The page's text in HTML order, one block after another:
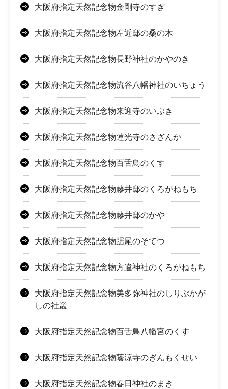
大阪府指定天然記念物金剛寺のすぎ
大阪府指定天然記念物左近邸の桑の木
大阪府指定天然記念物長野神社のかやのき
大阪府指定天然記念物流谷八幡神社のいちょう
大阪府指定天然記念物来迎寺のいぶき
大阪府指定天然記念物蓮光寺のさざんか
大阪府指定天然記念物百舌鳥のくす
大阪府指定天然記念物藤井邸のくろがねもち
大阪府指定天然記念物藤井邸のかや
大阪府指定天然記念物踞尾のそてつ
大阪府指定天然記念物方違神社のくろがねもち
大阪府指定天然記念物美多弥神社のしりぶかが
しの社叢
大阪府指定天然記念物百舌鳥八幡宮のくす
大阪府指定天然記念物蔭涼寺のぎんもくせい
大阪府指定天然記念物春日神社のまき